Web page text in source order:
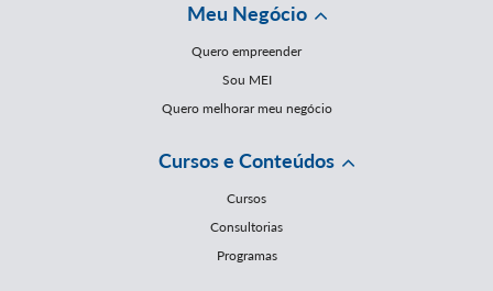
Meu Negócio
Quero empreender
Sou MEI
Quero melhorar meu negócio
Cursos e Conteúdos
Cursos
Consultorias
Programas